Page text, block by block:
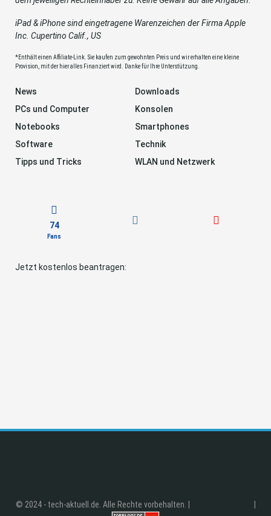
iPad & iPhone sind eingetragene Warenzeichen der Firma Apple
Inc. Cupertino Calif., US
*Enthält einen Affiliate-Link. Sie kaufen zum gewohnten Preis und wir erhalten eine kleine
Provision, mit der hier alles Finanziert wird. Danke für Ihre Unterstützung.
News
Downloads
PCs und Computer
Konsolen
Notebooks
Smartphones
Software
Technik
Tipps und Tricks
WLAN und Netzwerk
74
Fans
Jetzt kostenlos beantragen:
© 2024 - tech-aktuell.de. Alle Rechte vorbehalten. |